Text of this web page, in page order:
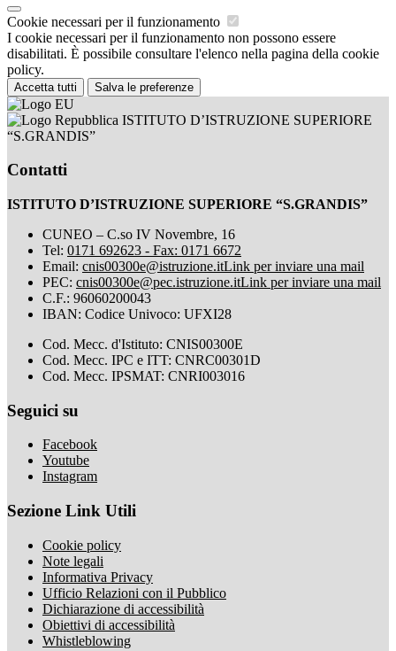
Cookie necessari per il funzionamento
I cookie necessari per il funzionamento non possono essere
disabilitati. È possibile consultare l'elenco nella pagina della cookie
policy.
Accetta tutti Salva le preferenze
ISTITUTO D’ISTRUZIONE SUPERIORE
“S.GRANDIS”
Contatti
ISTITUTO D’ISTRUZIONE SUPERIORE “S.GRANDIS”
CUNEO – C.so IV Novembre, 16
Tel: 0171 692623 - Fax: 0171 6672
Email: cnis00300e@istruzione.itLink per inviare una mail
PEC: cnis00300e@pec.istruzione.itLink per inviare una mail
C.F.: 96060200043
IBAN: Codice Univoco: UFXI28
Cod. Mecc. d'Istituto: CNIS00300E
Cod. Mecc. IPC e ITT: CNRC00301D
Cod. Mecc. IPSMAT: CNRI003016
Seguici su
Facebook
Youtube
Instagram
Sezione Link Utili
Cookie policy
Note legali
Informativa Privacy
Ufficio Relazioni con il Pubblico
Dichiarazione di accessibilità
Obiettivi di accessibilità
Whistleblowing